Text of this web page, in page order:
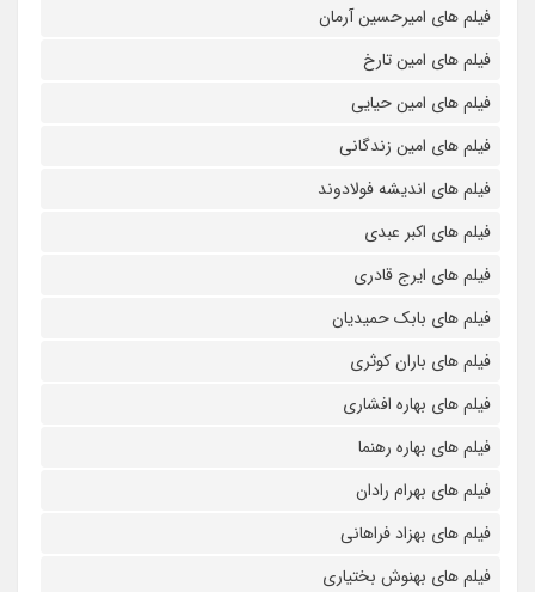
فیلم های امیرحسین آرمان
فیلم های امین تارخ
فیلم های امین حیایی
فیلم های امین زندگانی
فیلم های اندیشه فولادوند
فیلم های اکبر عبدی
فیلم های ایرج قادری
فیلم های بابک حمیدیان
فیلم های باران کوثری
فیلم های بهاره افشاری
فیلم های بهاره رهنما
فیلم های بهرام رادان
فیلم های بهزاد فراهانی
فیلم های بهنوش بختیاری